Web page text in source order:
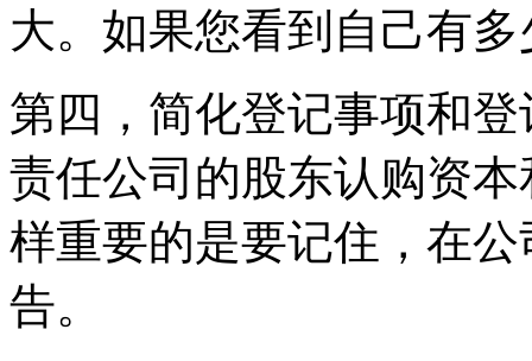
大。如果您看到自己有
第四，简化登记事项和
责任公司的股东认购资
样重要的是要记住，在
告。